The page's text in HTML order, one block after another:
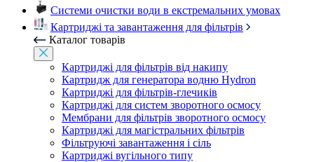
Системи очистки води в екстремальних умовах
Картриджі та завантаження для фільтрів
Каталог товарів
Картриджі для фільтрів від накипу
Картридж для генератора водню Hydron
Картриджі для фільтрів-глечиків
Картриджі для систем зворотного осмосу
Мембрани для фільтрів зворотного осмосу
Картриджі для магістральних фільтрів
Фільтруючі завантаження і сіль
Картриджі вугільного типу